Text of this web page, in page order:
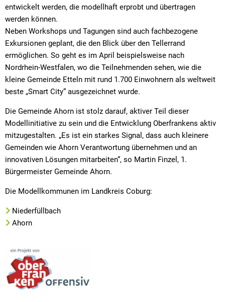
entwickelt werden, die modellhaft erprobt und übertragen
werden können.
Neben Workshops und Tagungen sind auch fachbezogene
Exkursionen geplant, die den Blick über den Tellerrand
ermöglichen. So geht es im April beispielsweise nach
Nordrhein-Westfalen, wo die Teilnehmenden sehen, wie die
kleine Gemeinde Etteln mit rund 1.700 Einwohnern als weltweit
beste „Smart City“ ausgezeichnet wurde.
Die Gemeinde Ahorn ist stolz darauf, aktiver Teil dieser
Modellinitiative zu sein und die Entwicklung Oberfrankens aktiv
mitzugestalten. „Es ist ein starkes Signal, dass auch kleinere
Gemeinden wie Ahorn Verantwortung übernehmen und an
innovativen Lösungen mitarbeiten“, so Martin Finzel, 1.
Bürgermeister Gemeinde Ahorn.
Die Modellkommunen im Landkreis Coburg:
Niederfüllbach
Ahorn